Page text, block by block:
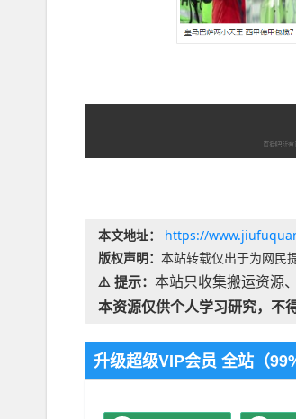
本文地址：
https://
版权声明： 本站转载仅出于为网民
⚠️ 提示： 本站只收集搬运资源、
本资源仅供个人学习研究，不
升级超级VIP会员 全站（